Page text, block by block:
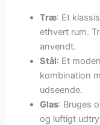
Træ: Et
ethvert rum.
anvendt.
Stål: Et
kombination
udseende.
Glas: Bruges
og luftigt